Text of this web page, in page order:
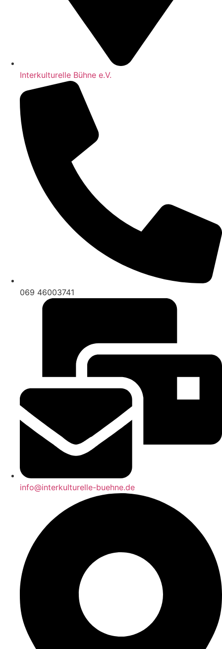
Interkulturelle Bühne e.V.
069 46003741
info@interkulturelle-buehne.de